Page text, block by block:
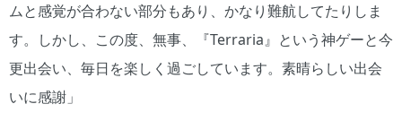
ムと感覚が合わない部分もあり、かなり難航してたりしま
す。しかし、この度、無事、『Terraria』という神ゲーと今
更出会い、毎日を楽しく過ごしています。素晴らしい出会
いに感謝」